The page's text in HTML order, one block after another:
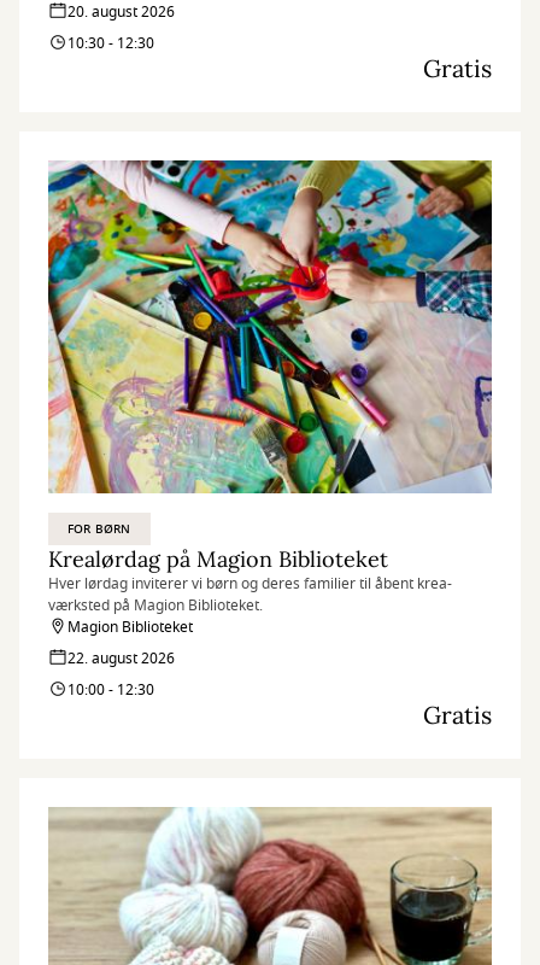
20. august 2026
10:30 - 12:30
Gratis
FOR BØRN
Krealørdag på Magion Biblioteket
Hver lørdag inviterer vi børn og deres familier til åbent krea-
værksted på Magion Biblioteket.
Magion Biblioteket
22. august 2026
10:00 - 12:30
Gratis